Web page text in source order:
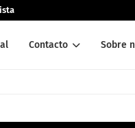
Contacto Sobre